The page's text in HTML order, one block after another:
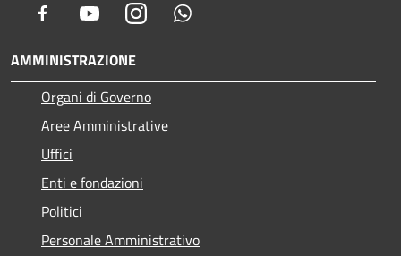
Facebook YoutubeInstagram
AMMINISTRAZIONE
Organi di Governo
Aree Amministrative
Uffici
Enti e fondazioni
Politici
Personale Amministrativo